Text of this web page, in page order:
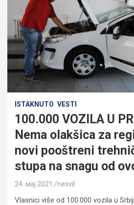
ISTAKNUTO VESTI
100.000 VOZILA U
Nema olakšica za
novi pooštreni
stupa na snagu od
24. мај 2021. nesvil
Vlasnici više od 100.000 vozila u